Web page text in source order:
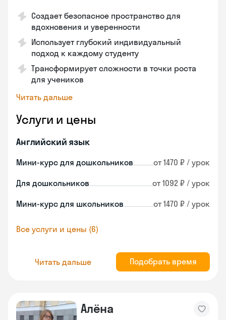
Создает безопасное пространство для
вдохновения и уверенности
Использует глубокий индивидуальный
подход к каждому студенту
Трансформирует сложности в точки роста
для учеников
Читать дальше
Услуги и цены
Английский язык
Мини-курс для дошкольников от 1470 ₽ / урок
Для дошкольников от 1092 ₽ / урок
Мини-курс для школьников от 1470 ₽ / урок
Все услуги и цены (6)
Читать дальше Подобрать время
Алёна